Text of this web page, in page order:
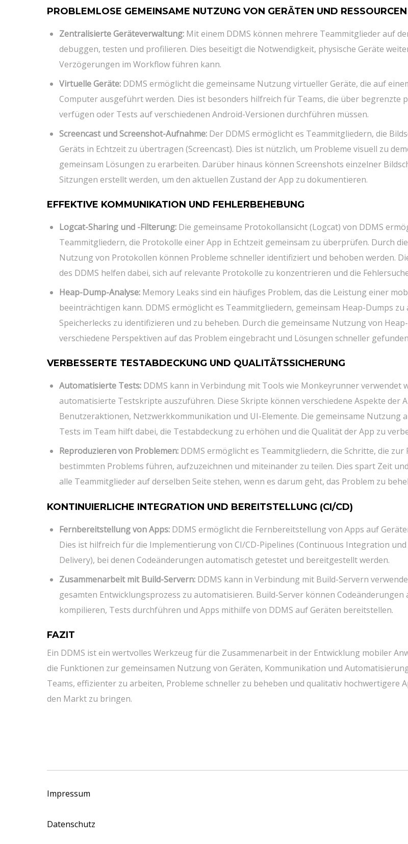
PROBLEMLOSE GEMEINSAME NUTZUNG VON GERÄTEN UND RESSOURCEN
Zentralisierte Geräteverwaltung: Mit einem DDMS können mehrere Teammitglieder auf
debuggen, testen und profilieren. Dies beseitigt die Notwendigkeit, physische Geräte
Verzögerungen im Workflow führen kann.
Virtuelle Geräte: DDMS ermöglicht die gemeinsame Nutzung virtueller Geräte, die auf
Computer ausgeführt werden. Dies ist besonders hilfreich für Teams, die über begrenzte
verfügen oder Tests auf verschiedenen Android-Versionen durchführen müssen.
Screencast und Screenshot-Aufnahme: Der DDMS ermöglicht es Teammitgliedern, die
Geräts in Echtzeit zu übertragen (Screencast). Dies ist nützlich, um Probleme visuell zu
gemeinsam Lösungen zu erarbeiten. Darüber hinaus können Screenshots einzelner
Sitzungen erstellt werden, um den aktuellen Zustand der App zu dokumentieren.
EFFEKTIVE KOMMUNIKATION UND FEHLERBEHEBUNG
Logcat-Sharing und -Filterung: Die gemeinsame Protokollansicht (Logcat) von DDMS
Teammitgliedern, die Protokolle einer App in Echtzeit gemeinsam zu überprüfen. Durch
Nutzung von Protokollen können Probleme schneller identifiziert und behoben werden.
des DDMS helfen dabei, sich auf relevante Protokolle zu konzentrieren und die
Heap-Dump-Analyse: Memory Leaks sind ein häufiges Problem, das die Leistung einer
beeinträchtigen kann. DDMS ermöglicht es Teammitgliedern, gemeinsam Heap-Dumps zu
Speicherlecks zu identifizieren und zu beheben. Durch die gemeinsame Nutzung von
verschiedene Perspektiven auf das Problem eingebracht und Lösungen schneller
VERBESSERTE TESTABDECKUNG UND QUALITÄTSSICHERUNG
Automatisierte Tests: DDMS kann in Verbindung mit Tools wie Monkeyrunner verwendet
automatisierte Testskripte auszuführen. Diese Skripte können verschiedene Aspekte der
Benutzeraktionen, Netzwerkkommunikation und UI-Elemente. Die gemeinsame Nutzung
Tests im Team hilft dabei, die Testabdeckung zu erhöhen und die Qualität der App zu
Reproduzieren von Problemen: DDMS ermöglicht es Teammitgliedern, die Schritte, die
bestimmten Problems führen, aufzuzeichnen und miteinander zu teilen. Dies spart Zeit
alle Teammitglieder auf derselben Seite stehen, wenn es darum geht, das Problem zu
KONTINUIERLICHE INTEGRATION UND BEREITSTELLUNG (CI/CD)
Fernbereitstellung von Apps: DDMS ermöglicht die Fernbereitstellung von Apps auf
Dies ist hilfreich für die Implementierung von CI/CD-Pipelines (Continuous Integration
Delivery), bei denen Codeänderungen automatisch getestet und bereitgestellt werden.
Zusammenarbeit mit Build-Servern: DDMS kann in Verbindung mit Build-Servern
gesamten Entwicklungsprozess zu automatisieren. Build-Server können Codeänderungen
kompilieren, Tests durchführen und Apps mithilfe von DDMS auf Geräten bereitstellen.
FAZIT
Ein DDMS ist ein wertvolles Werkzeug für die Zusammenarbeit in der Entwicklung mobiler
die Funktionen zur gemeinsamen Nutzung von Geräten, Kommunikation und
Teams, effizienter zu arbeiten, Probleme schneller zu beheben und qualitativ hochwertigere
den Markt zu bringen.
Impressum
Datenschutz